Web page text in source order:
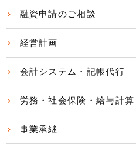
融資申請のご相談
経営計画
会計システム・記帳代行
労務・社会保険・給与計算
事業承継